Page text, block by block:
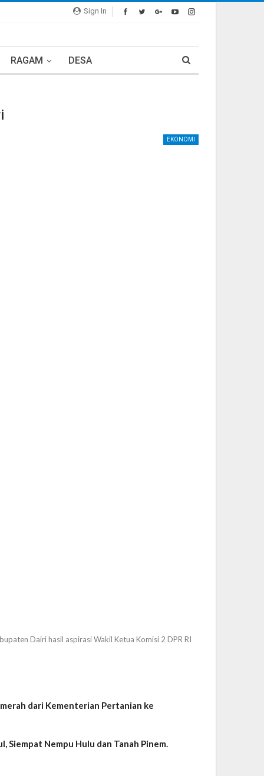
Sign In
RAGAM DESA
EKONOMI
Dairi hasil aspirasi Wakil Ketua Komisi 2 DPR RI
dari Kementerian Pertanian ke
Siempat Nempu Hulu dan Tanah Pinem.